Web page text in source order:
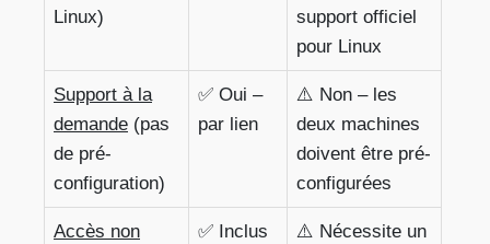
Linux)
support officiel
pour Linux
Support à la
demande (pas
de pré-
configuration)
✅ Oui –
par lien
⚠️ Non – les
deux machines
doivent être pré-
configurées
Accès non
✅ Inclus
⚠️ Nécessite un